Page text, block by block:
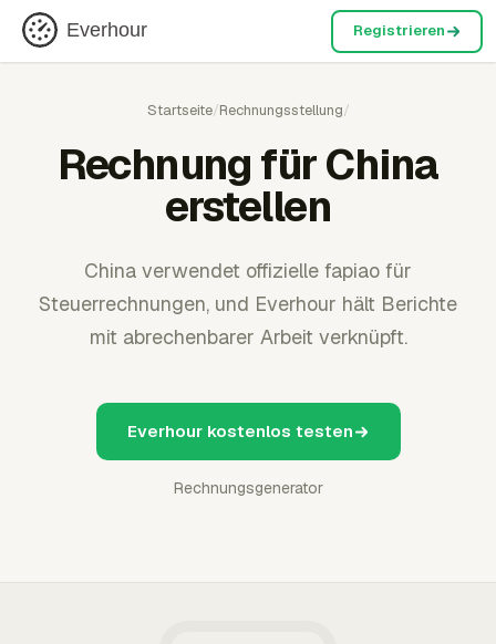
Everhour Registrieren
Startseite/Rechnungsstellung/
Rechnung für China
erstellen
China verwendet offizielle fapiao für
Steuerrechnungen, und Everhour hält Berichte
mit abrechenbarer Arbeit verknüpft.
Everhour kostenlos testen
Rechnungsgenerator